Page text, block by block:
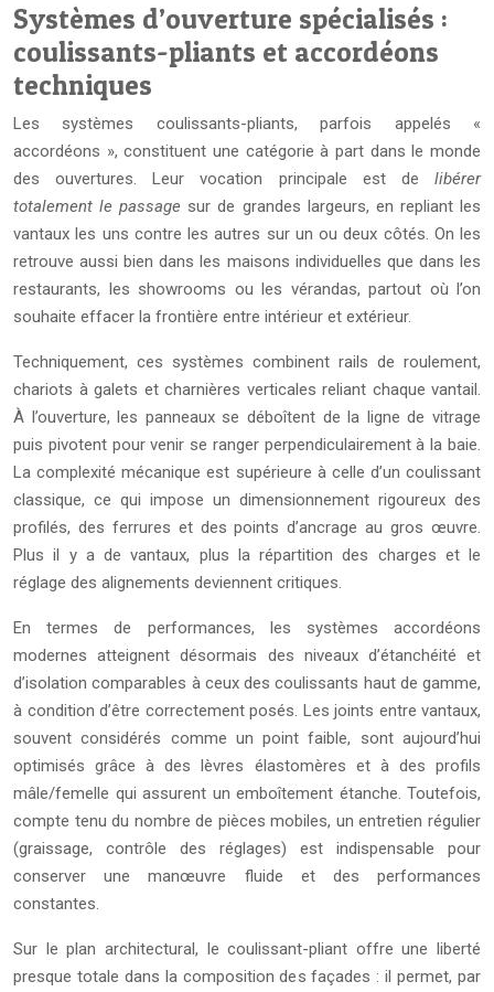
Systèmes d’ouverture spécialisés :
coulissants-pliants et accordéons
techniques
Les systèmes coulissants-pliants, parfois appelés «
accordéons », constituent une catégorie à part dans le monde
des ouvertures. Leur vocation principale est de libérer
totalement le passage sur de grandes largeurs, en repliant les
vantaux les uns contre les autres sur un ou deux côtés. On les
retrouve aussi bien dans les maisons individuelles que dans les
restaurants, les showrooms ou les vérandas, partout où l’on
souhaite effacer la frontière entre intérieur et extérieur.
Techniquement, ces systèmes combinent rails de roulement,
chariots à galets et charnières verticales reliant chaque vantail.
À l’ouverture, les panneaux se déboîtent de la ligne de vitrage
puis pivotent pour venir se ranger perpendiculairement à la baie.
La complexité mécanique est supérieure à celle d’un coulissant
classique, ce qui impose un dimensionnement rigoureux des
profilés, des ferrures et des points d’ancrage au gros œuvre.
Plus il y a de vantaux, plus la répartition des charges et le
réglage des alignements deviennent critiques.
En termes de performances, les systèmes accordéons
modernes atteignent désormais des niveaux d’étanchéité et
d’isolation comparables à ceux des coulissants haut de gamme,
à condition d’être correctement posés. Les joints entre vantaux,
souvent considérés comme un point faible, sont aujourd’hui
optimisés grâce à des lèvres élastomères et à des profils
mâle/femelle qui assurent un emboîtement étanche. Toutefois,
compte tenu du nombre de pièces mobiles, un entretien régulier
(graissage, contrôle des réglages) est indispensable pour
conserver une manœuvre fluide et des performances
constantes.
Sur le plan architectural, le coulissant-pliant offre une liberté
presque totale dans la composition des façades : il permet, par